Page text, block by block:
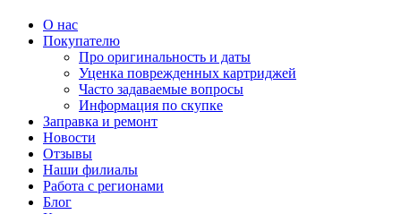
О нас
Покупателю
Про оригинальность и даты
Уценка поврежденных картриджей
Часто задаваемые вопросы
Информация по скупке
Заправка и ремонт
Новости
Отзывы
Наши филиалы
Работа с регионами
Блог